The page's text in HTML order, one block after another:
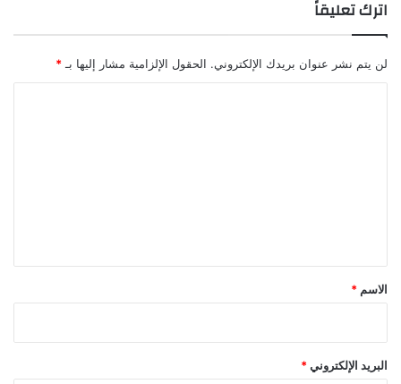
؟ت
ر
ح
ا
ل
ث
ة
اترك تعليقاً
لن يتم نشر عنوان بريدك الإلكتروني. الحقول الإلزامية مشار إليها بـ *
*
الاسم *
البريد الإلكتروني *